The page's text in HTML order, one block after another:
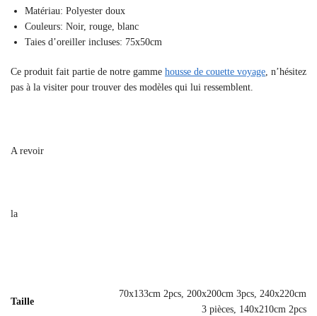
Matériau: Polyester doux
Couleurs: Noir, rouge, blanc
Taies d’oreiller incluses: 75x50cm
Ce produit fait partie de notre gamme housse de couette voyage, n’hésitez
pas à la visiter pour trouver des modèles qui lui ressemblent.
A revoir
la
Taille
70x133cm 2pcs, 200x200cm 3pcs, 240x220cm
3 pièces, 140x210cm 2pcs